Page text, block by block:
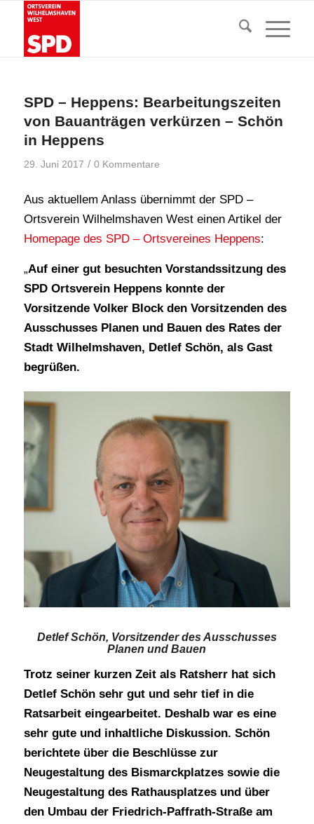
SPD – Heppens: Bearbeitungszeiten
von Bauanträgen verkürzen – Schön
in Heppens
29. Juni 2017 / 0 Kommentare
Aus aktuellem Anlass übernimmt der SPD –
Ortsverein Wilhelmshaven West einen Artikel der
Homepage des SPD – Ortsvereines Heppens:
„Auf einer gut besuchten Vorstandssitzung des
SPD Ortsverein Heppens konnte der
Vorsitzende Volker Block den Vorsitzenden des
Ausschusses Planen und Bauen des Rates der
Stadt Wilhelmshaven, Detlef Schön, als Gast
begrüßen.
Detlef Schön, Vorsitzender des Ausschusses
Planen und Bauen
Trotz seiner kurzen Zeit als Ratsherr hat sich
Detlef Schön sehr gut und sehr tief in die
Ratsarbeit eingearbeitet. Deshalb war es eine
sehr gute und inhaltliche Diskussion. Schön
berichtete über die Beschlüsse zur
Neugestaltung des Bismarckplatzes sowie die
Neugestaltung des Rathausplatzes und über
den Umbau der Friedrich-Paffrath-Straße am